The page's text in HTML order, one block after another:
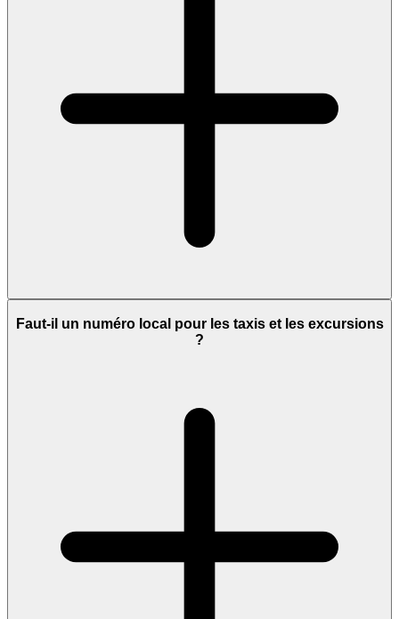
Faut-il un numéro local pour les taxis et les excursions
?